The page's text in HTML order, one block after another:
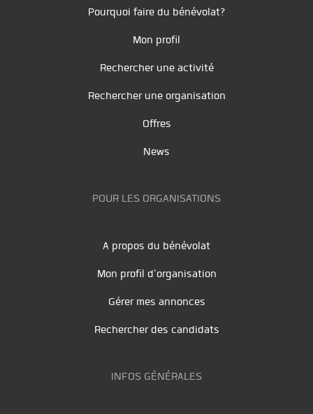
Pourquoi faire du bénévolat?
Mon profil
Rechercher une activité
Rechercher une organisation
Offres
News
POUR LES ORGANISATIONS
A propos du bénévolat
Mon profil d'organisation
Gérer mes annonces
Rechercher des candidats
INFOS GÉNÉRALES